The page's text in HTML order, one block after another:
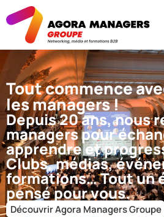
Tout commence
les managers !
Depuis 20 ans, nous
managers pour
apprendre et
Clubs, médias,
formations… Tout un
pensé pour vous.
Découvrir Agora Managers Groupe